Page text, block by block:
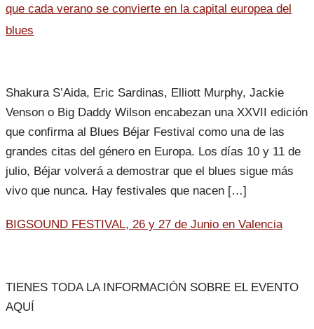
que cada verano se convierte en la capital europea del
blues
Shakura S’Aida, Eric Sardinas, Elliott Murphy, Jackie
Venson o Big Daddy Wilson encabezan una XXVII edición
que confirma al Blues Béjar Festival como una de las
grandes citas del género en Europa. Los días 10 y 11 de
julio, Béjar volverá a demostrar que el blues sigue más
vivo que nunca. Hay festivales que nacen […]
BIGSOUND FESTIVAL, 26 y 27 de Junio en Valencia
TIENES TODA LA INFORMACIÓN SOBRE EL EVENTO
AQUÍ